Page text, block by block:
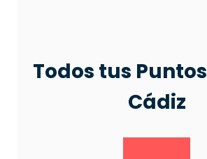
Todos tus Puntos
Cádiz